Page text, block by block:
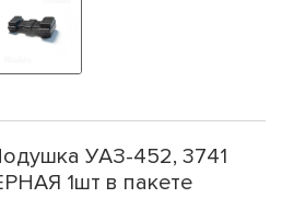
УАЗ-452, 3741
1шт в пакете